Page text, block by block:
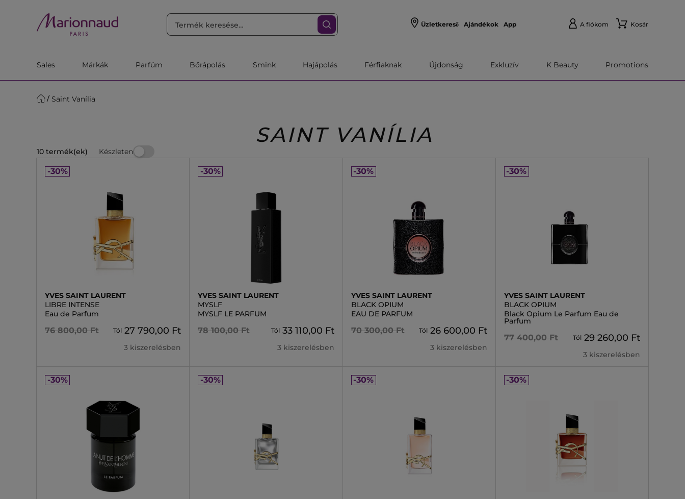
Üzletkereső Ajándékok App A fiókom Kosár
Sales Márkák Parfüm Bőrápolás Smink Hajápolás Férfiaknak Újdonság Exkluzív K Beauty Promotions
Saint Vanília
SAINT VANÍLIA
10 termék(ek) Készleten
-30%
YVES SAINT LAURENT
LIBRE INTENSE
Eau de Parfum
76 800,00 Ft Tól 27 790,00 Ft
3 kiszerelésben
-30%
YVES SAINT LAURENT
MYSLF
MYSLF LE PARFUM
78 100,00 Ft Tól 33 110,00 Ft
3 kiszerelésben
-30%
YVES SAINT LAURENT
BLACK OPIUM
EAU DE PARFUM
70 300,00 Ft Tól 26 600,00 Ft
3 kiszerelésben
-30%
YVES SAINT LAURENT
BLACK OPIUM
Black Opium Le Parfum Eau de
Parfum
77 400,00 Ft Tól 29 260,00 Ft
3 kiszerelésben
-30% -30% -30% -30%